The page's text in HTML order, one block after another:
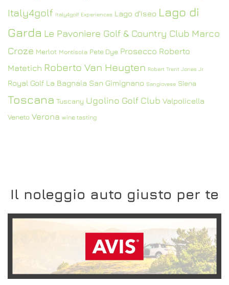
Italy4golf Italy4golf Experiences Lago d'Iseo Lago di
Garda Le Pavoniere Golf & Country Club Marco
Croze Merlot Montisola Pete Dye Prosecco Roberto
Matetich Roberto Van Heugten Robert Trent Jones Jr
Royal Golf La Bagnaia San Gimignano Sangiovese Siena
Toscana Tuscany Ugolino Golf Club Valpolicella
Veneto Verona wine tasting
Il noleggio auto giusto per te
SCOPRI L'OFFERTA